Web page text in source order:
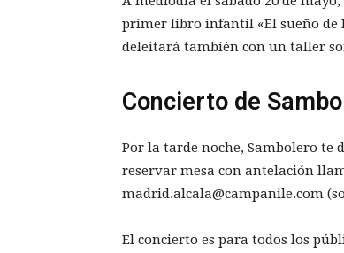
primer libro infantil «El sueño de
deleitará también con un taller
Concierto de
Por la tarde noche, Sambolero te
reservar mesa con antelación
madrid.alcala@campanile.com
El concierto es para todos los